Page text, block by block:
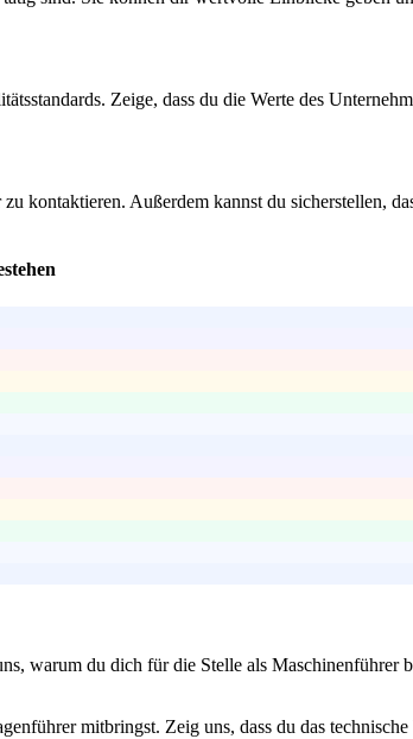
Zeige, dass du die Werte des
kontaktieren. Außerdem kannst du sicherstellen,
warum du dich für die Stelle als Maschinenführer
mitbringst. Zeig uns, dass du das technische